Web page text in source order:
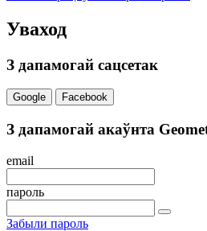
Уваход
З дапамогай сацсетак
Google Facebook
З дапамогай акаўнта
email
пароль
Забыли пароль